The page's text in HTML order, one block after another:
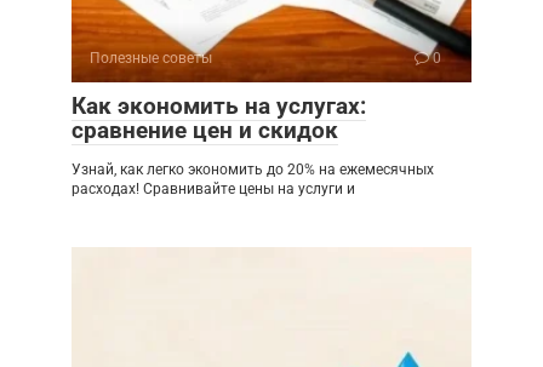
Полезные советы 0
Как экономить на услугах:
сравнение цен и скидок
Узнай, как легко экономить до 20% на ежемесячных
расходах! Сравнивайте цены на услуги и